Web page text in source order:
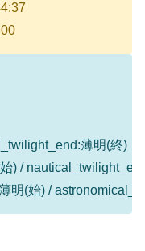
薄明(終)
) /
明(始) /